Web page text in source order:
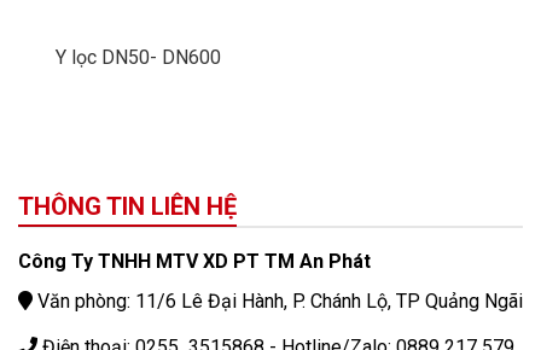
Y lọc DN50- DN600
THÔNG TIN LIÊN HỆ
Công Ty TNHH MTV XD PT TM An Phát
Văn phòng: 11/6 Lê Đại Hành, P. Chánh Lộ, TP Quảng Ngãi